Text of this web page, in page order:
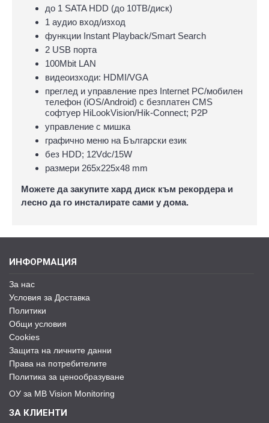
до 1 SATA HDD (до 10ТВ/диск)
1 аудио вход/изход
функции Instant Playback/Smart Search
2 USB порта
100Mbit LAN
видеоизходи: HDMI/VGA
преглед и управление през Internet PC/мобилен
телефон (iOS/Android) с безплатен CMS
софтуер HiLookVision/Hik-Connect; P2P
управлeние с мишка
графично меню на Български език
без HDD; 12Vdc/15W
размери 265х225х48 mm
Можете да закупите хард диск към рекордера и
лесно да го инсталирате сами у дома.
ИНФОРМАЦИЯ
За нас
Условия за Доставка
Политики
Общи условия
Cookies
Защита на личните данни
Права на потребителите
Политика за ценообразуване
ОУ за MB Vision Monitoring
ЗА КЛИЕНТИ